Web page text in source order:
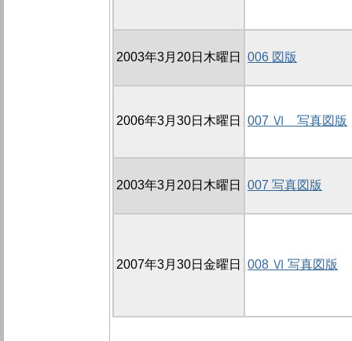
2003年3月20日木曜日 006 図版
2006年3月30日木曜日 007 Ⅵ 写真図版
2003年3月20日木曜日 007 写真図版
2007年3月30日金曜日 008 Ⅵ 写真図版